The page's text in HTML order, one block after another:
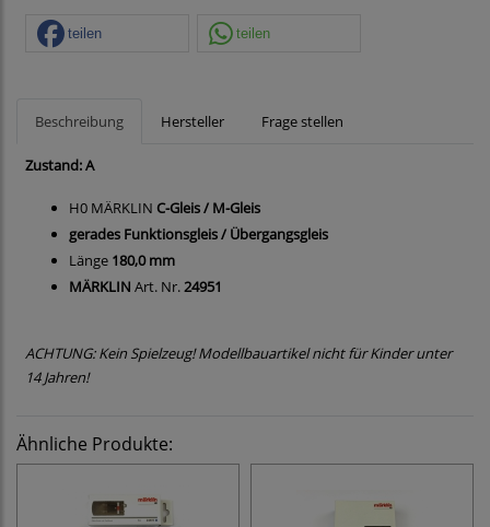
teilen teilen
Beschreibung Hersteller Frage stellen
Zustand: A
H0 MÄRKLIN C-Gleis / M-Gleis
gerades Funktionsgleis / Übergangsgleis
Länge 180,0 mm
MÄRKLIN Art. Nr.24951
ACHTUNG: Kein Spielzeug! Modellbauartikel nicht für Kinder unter
14 Jahren!
Ähnliche Produkte: